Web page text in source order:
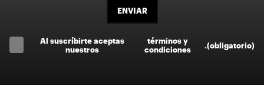
ENVIAR
Al suscríbirte aceptas
nuestros
términos y
condiciones
(obligatorio)